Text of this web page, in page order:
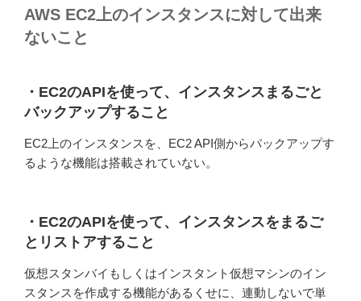
AWS EC2上のインスタンスに対して出来
ないこと
・EC2のAPIを使って、インスタンスまるごと
バックアップすること
EC2上のインスタンスを、EC2 API側からバックアップす
るような機能は搭載されていない。
・EC2のAPIを使って、インスタンスをまるご
とリストアすること
仮想スタンバイもしくはインスタント仮想マシンのイン
スタンスを作成する機能があるくせに、連動しないで単